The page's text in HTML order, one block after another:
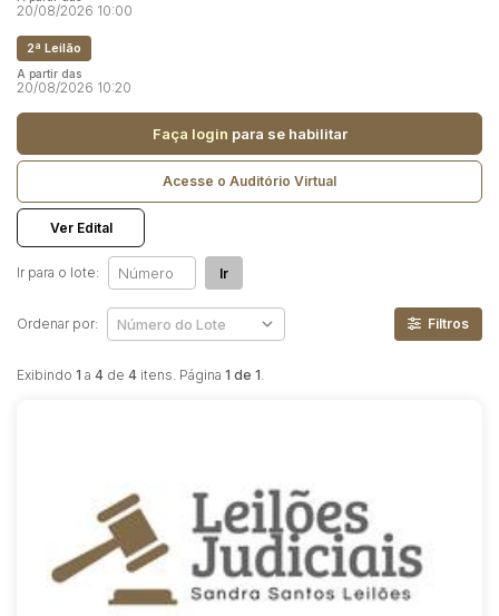
20/08/2026 10:00
2ª Leilão
A partir das
20/08/2026 10:20
Faça login para se habilitar
Acesse o Auditório Virtual
Ver Edital
Exibindo 1 a 4 de 4 itens. Página 1 de 1.
Ir para o lote: Ir
Ordenar por: Filtros